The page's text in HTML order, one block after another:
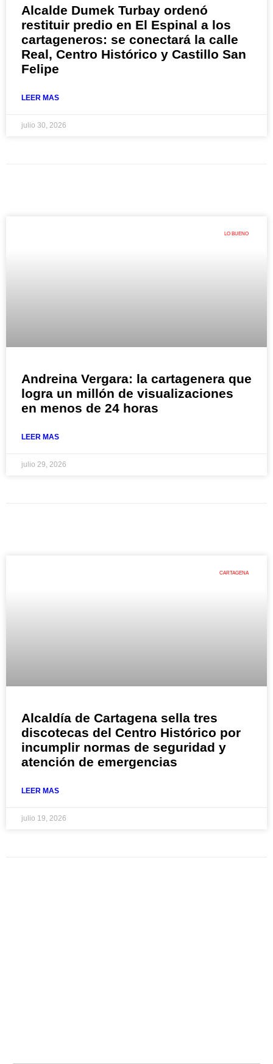
Alcalde Dumek Turbay ordenó
restituir predio en El Espinal a los
cartageneros: se conectará la calle
Real, Centro Histórico y Castillo San
Felipe
LEER MAS
julio 30, 2026
LO BUENO
Andreina Vergara: la cartagenera que
logra un millón de visualizaciones
en menos de 24 horas
LEER MAS
julio 29, 2026
CARTAGENA
Alcaldía de Cartagena sella tres
discotecas del Centro Histórico por
incumplir normas de seguridad y
atención de emergencias
LEER MAS
julio 19, 2026